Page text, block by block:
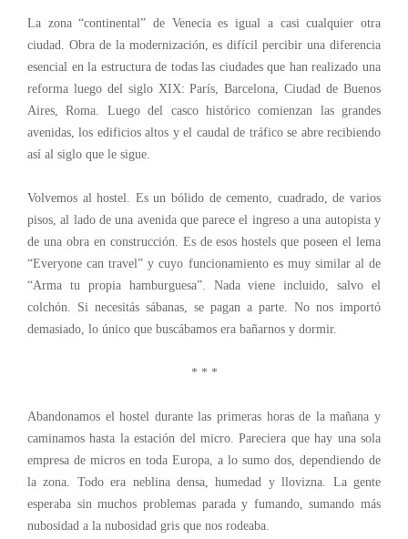
La zona “continental” de Venecia es igual a casi cualquier otra
ciudad. Obra de la modernización, es difícil percibir una diferencia
esencial en la estructura de todas las ciudades que han realizado una
reforma luego del siglo XIX: París, Barcelona, Ciudad de Buenos
Aires, Roma. Luego del casco histórico comienzan las grandes
avenidas, los edificios altos y el caudal de tráfico se abre recibiendo
así al siglo que le sigue.
Volvemos al hostel. Es un bólido de cemento, cuadrado, de varios
pisos, al lado de una avenida que parece el ingreso a una autopista y
de una obra en construcción. Es de esos hostels que poseen el lema
“Everyone can travel” y cuyo funcionamiento es muy similar al de
“Arma tu propia hamburguesa”. Nada viene incluido, salvo el
colchón. Si necesitás sábanas, se pagan a parte. No nos importó
demasiado, lo único que buscábamos era bañarnos y dormir.
* * *
Abandonamos el hostel durante las primeras horas de la mañana y
caminamos hasta la estación del micro. Pareciera que hay una sola
empresa de micros en toda Europa, a lo sumo dos, dependiendo de
la zona. Todo era neblina densa, humedad y llovizna. La gente
esperaba sin muchos problemas parada y fumando, sumando más
nubosidad a la nubosidad gris que nos rodeaba.